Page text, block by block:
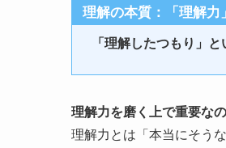
理解の本質：「理解力
「理解したつもり」
理解力を磨く上で重要な
理解力とは「本当にそう